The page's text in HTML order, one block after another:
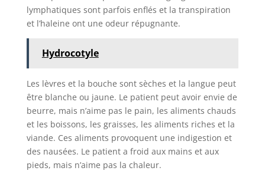
lymphatiques sont parfois enflés et la transpiration
et l’haleine ont une odeur répugnante.
Hydro​​cotyle
Les lèvres et la bouche sont sèches et la langue peut
être blanche ou jaune. Le patient peut avoir envie de
beurre, mais n’aime pas le pain, les aliments chauds
et les boissons, les graisses, les aliments riches et la
viande. Ces aliments provoquent une indigestion et
des nausées. Le patient a froid aux mains et aux
pieds, mais n’aime pas la chaleur.